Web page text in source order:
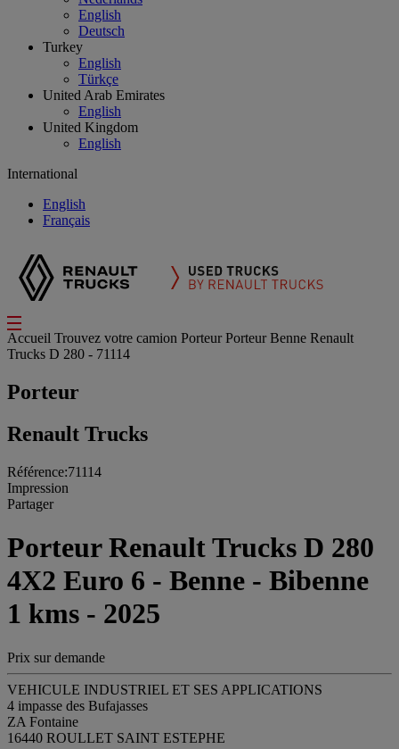
English
Deutsch
Turkey
English
Türkçe
United Arab Emirates
English
United Kingdom
English
International
English
Français
Accueil Trouvez votre camion PorteurPorteur Benne Renault
Trucks D 280 - 71114
Porteur
Renault Trucks
Référence:71114
Impression
Partager
Porteur Renault Trucks D 280
4X2 Euro 6 - Benne - Bibenne
1 kms - 2025
Prix sur demande
VEHICULE INDUSTRIEL ET SES APPLICATIONS
4 impasse des Bufajasses
ZA Fontaine
16440 ROULLET SAINT ESTEPHE